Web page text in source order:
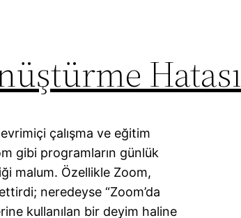
Hatası
çalışma ve eğitim
gibi programların günlük
malum. Özellikle Zoom,
neredeyse “Zoom’da
kullanılan bir deyim haline